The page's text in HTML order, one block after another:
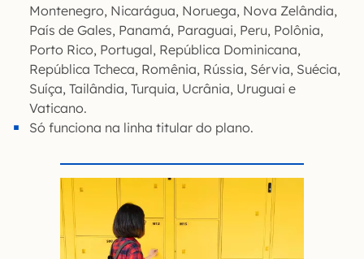
Montenegro, Nicarágua, Noruega, Nova Zelândia,
País de Gales, Panamá, Paraguai, Peru, Polônia,
Porto Rico, Portugal, República Dominicana,
República Tcheca, Romênia, Rússia, Sérvia, Suécia,
Suíça, Tailândia, Turquia, Ucrânia, Uruguai e
Vaticano.
Só funciona na linha titular do plano.